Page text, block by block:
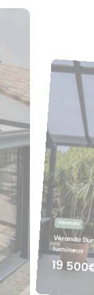
19
Véranda
lumineux
Véranda